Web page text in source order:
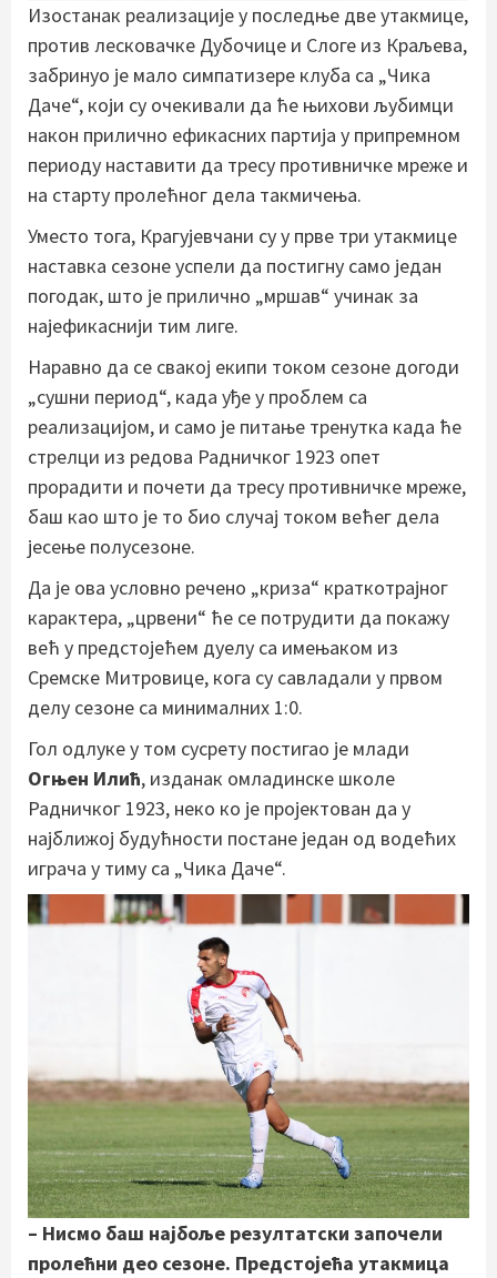
Изостанак реализације у последње две утакмице,
против лесковачке Дубочице и Слоге из Краљева,
забринуо је мало симпатизере клуба са „Чика
Даче“, који су очекивали да ће њихови љубимци
након прилично ефикасних партија у припремном
периоду наставити да тресу противничке мреже и
на старту пролећног дела такмичења.
Уместо тога, Крагујевчани су у прве три утакмице
наставка сезоне успели да постигну само један
погодак, што је прилично „мршав“ учинак за
најефикаснији тим лиге.
Наравно да се свакој екипи током сезоне догоди
„сушни период“, када уђе у проблем са
реализацијом, и само је питање тренутка када ће
стрелци из редова Радничког 1923 опет
прорадити и почети да тресу противничке мреже,
баш као што је то био случај током већег дела
јесење полусезоне.
Да је ова условно речено „криза“ краткотрајног
карактера, „црвени“ ће се потрудити да покажу
већ у предстојећем дуелу са имењаком из
Сремске Митровице, кога су савладали у првом
делу сезоне са минималних 1:0.
Гол одлуке у том сусрету постигао је млади
Огњен Илић, изданак омладинске школе
Радничког 1923, неко ко је пројектован да у
најближој будућности постане један од водећих
играча у тиму са „Чика Даче“.
– Нисмо баш најбоље резултатски започели
пролећни део сезоне. Предстојећа утакмица